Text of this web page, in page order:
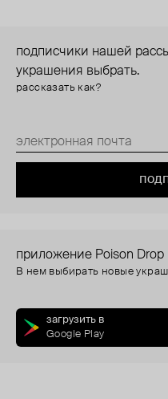
подписчики нашей
украшения выбрать.
рассказать как?
приложение Poison Drop
В нем выбирать новые
загрузить в
Google Play